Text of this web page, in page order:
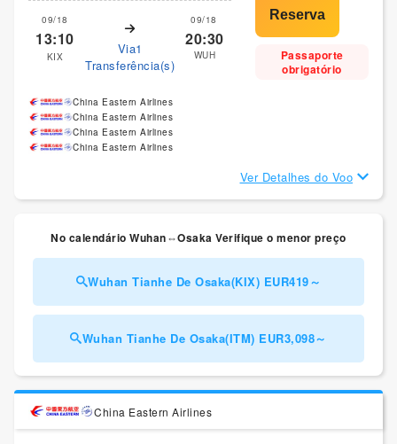
09/18
13:10
KIX
Via1
Transferência(s)
09/18
20:30
WUH
Passaporte
obrigatório
China Eastern Airlines
China Eastern Airlines
China Eastern Airlines
China Eastern Airlines
Ver Detalhes do Voo
No calendário Wuhan⇔Osaka Verifique o menor preço
Wuhan Tianhe De Osaka(KIX) EUR419～
Wuhan Tianhe De Osaka(ITM) EUR3,098～
China Eastern Airlines